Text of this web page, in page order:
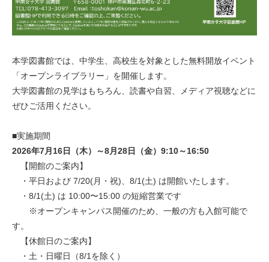
本学図書館では、中学生、高校生を対象とした無料開放イベント
「オープンライブラリー」を開催します。
大学図書館の見学はもちろん、読書や自習、メディア視聴などに
ぜひご活用ください。
■実施期間
2026年7月16日（木）～8月28日（金）9:10～16:50
【開館のご案内】
・平日および 7/20(月・祝)、8/1(土) は開館いたします。
・8/1(土) は 10:00〜15:00 の短縮営業です
※オープンキャンパス開催のため、一般の方も入館可能で
す。
【休館日のご案内】
・土・日曜日（8/1を除く）